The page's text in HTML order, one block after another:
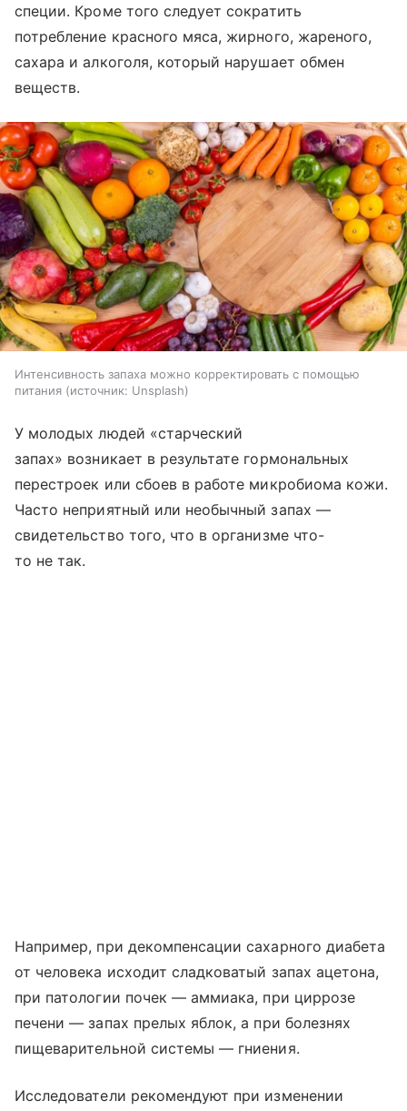
специи. Кроме того следует сократить
потребление красного мяса, жирного, жареного,
сахара и алкоголя, который нарушает обмен
веществ.
Интенсивность запаха можно корректировать с помощью
питания
источник: Unsplash
У молодых людей «старческий
запах» возникает в результате гормональных
перестроек или сбоев в работе микробиома кожи.
Часто неприятный или необычный запах —
свидетельство того, что в организме что-
то не так.
Например, при декомпенсации сахарного диабета
от человека исходит сладковатый запах ацетона,
при патологии почек — аммиака, при циррозе
печени — запах прелых яблок, а при болезнях
пищеварительной системы — гниения.
Исследователи рекомендуют при изменении